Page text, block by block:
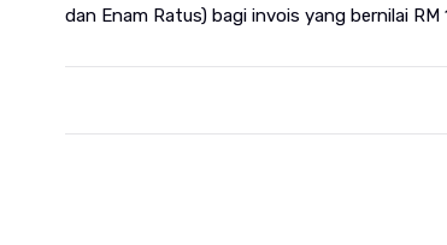
dan Enam Ratus) bagi invois yang bernilai